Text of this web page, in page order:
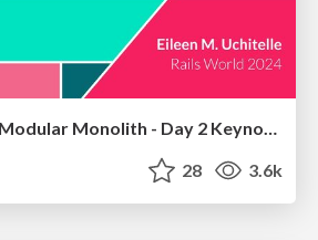
The Myth of the Modular Monolith - Day 2 Keynote - Rails World 2024
28 3.6k